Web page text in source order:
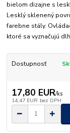
bielom dizajne s
Lesklý sklenený
farebne stály.
ktoré sa vyznačujú
Dostupnosť
17,80 EUR/ks
14,47 EUR bez DPH